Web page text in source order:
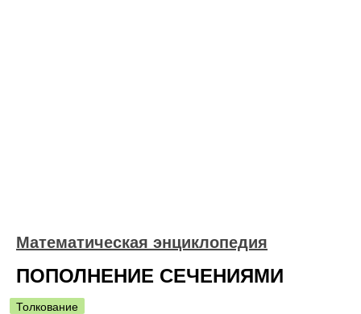
Математическая энциклопедия
ПОПОЛНЕНИЕ СЕЧЕНИЯМИ
Толкование